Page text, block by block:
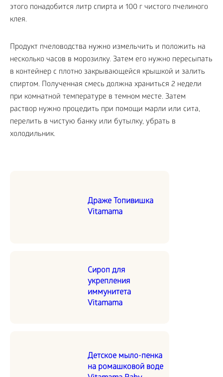
этого понадобится литр спирта и 100 г чистого пчелиного
клея.
Продукт пчеловодства нужно измельчить и положить на
несколько часов в морозилку. Затем его нужно пересыпать
в контейнер с плотно закрывающейся крышкой и залить
спиртом. Полученная смесь должна храниться 2 недели
при комнатной температуре в темном месте. Затем
раствор нужно процедить при помощи марли или сита,
перелить в чистую банку или бутылку, убрать в
холодильник.
Драже Топивишка
Vitamama
Сироп для
укрепления
иммунитета
Vitamama
Детское мыло-пенка
на ромашковой воде